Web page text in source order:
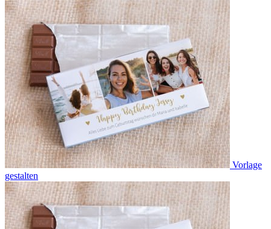
Vorlage
gestalten